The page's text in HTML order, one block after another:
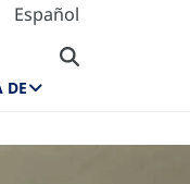
Español
DE